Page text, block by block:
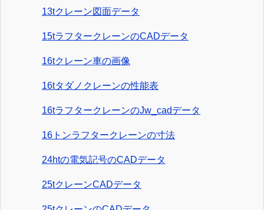
13tクレーン図面データ
15tラフタークレーンのCADデータ
16tクレーン車の画像
16tタダノクレーンの性能表
16tラフタークレーンのJw_cadデータ
16トンラフタークレーンの寸法
24htの電気記号のCADデータ
25tクレーンCADデータ